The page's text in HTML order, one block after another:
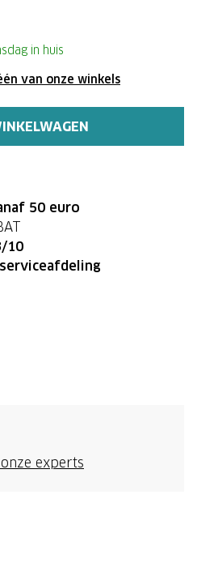
in huis
van onze winkels
50 euro
10
serviceafdeling
experts